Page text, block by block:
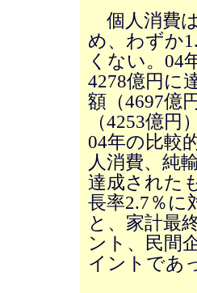
個人消費
め、わずか
くない。04
4278億円に
額（4697億
（4253億
04年の比較
人消費、純
達成された
長率2.7％に
と、家計最
ント、民間
イントであ